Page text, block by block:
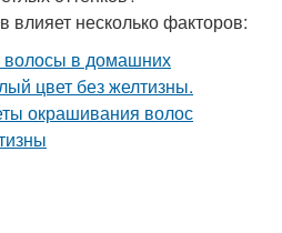
влияет несколько факторов: